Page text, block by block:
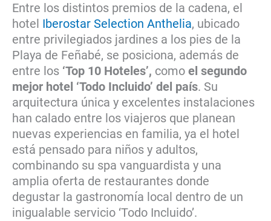
Entre los distintos premios de la cadena, el
hotel Iberostar Selection Anthelia, ubicado
entre privilegiados jardines a los pies de la
Playa de Feñabé, se posiciona, además de
entre los ‘Top 10 Hoteles’, como el segundo
mejor hotel ‘Todo Incluido’ del país. Su
arquitectura única y excelentes instalaciones
han calado entre los viajeros que planean
nuevas experiencias en familia, ya el hotel
está pensado para niños y adultos,
combinando su spa vanguardista y una
amplia oferta de restaurantes donde
degustar la gastronomía local dentro de un
inigualable servicio ‘Todo Incluido’.